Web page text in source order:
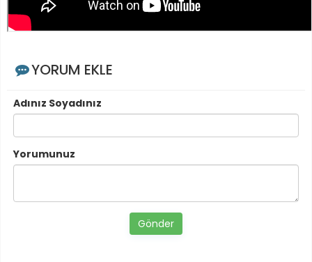
YORUM EKLE
Adınız Soyadınız
Yorumunuz
Gönder